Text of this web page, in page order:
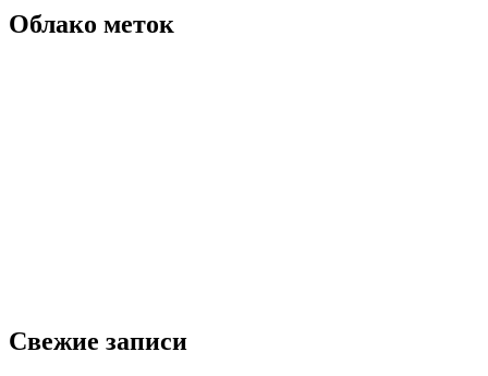
Облако меток
Свежие записи